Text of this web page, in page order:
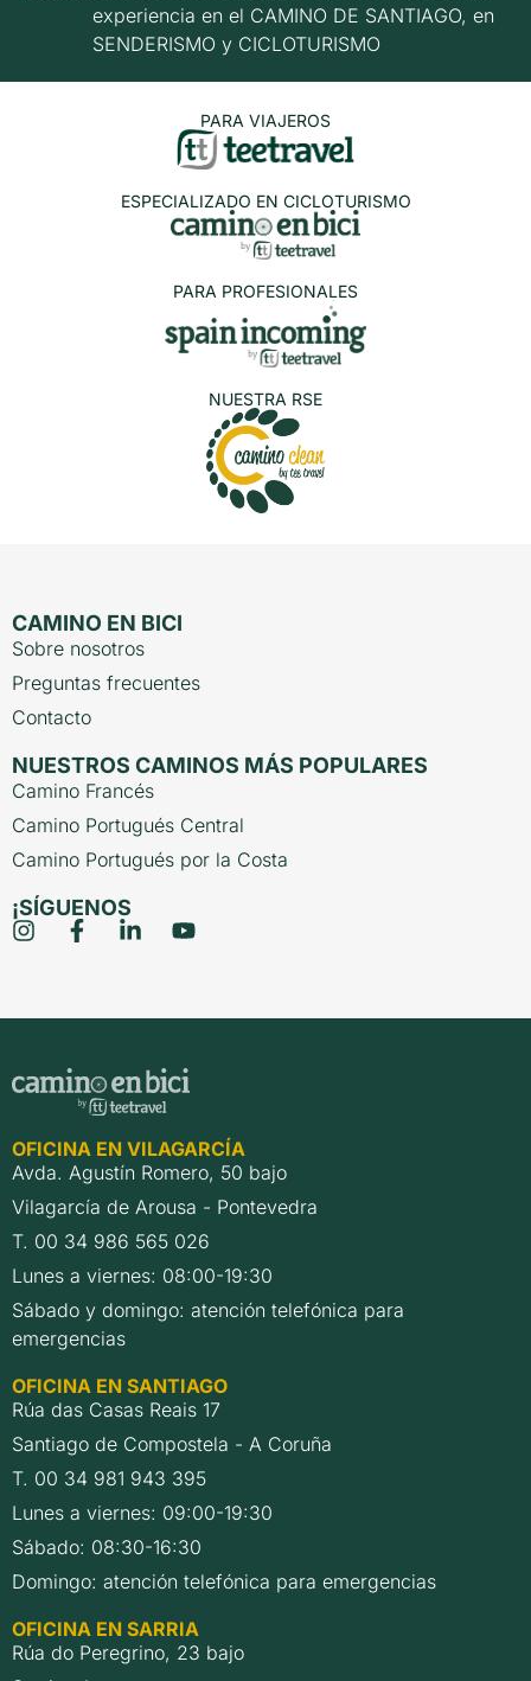
experiencia en el CAMINO DE SANTIAGO, en
SENDERISMO y CICLOTURISMO
PARA VIAJEROS
ESPECIALIZADO EN CICLOTURISMO
PARA PROFESIONALES
NUESTRA RSE
CAMINO EN BICI
Sobre nosotros
Preguntas frecuentes
Contacto
NUESTROS CAMINOS MÁS POPULARES
Camino Francés
Camino Portugués Central
Camino Portugués por la Costa
¡SÍGUENOS
OFICINA EN VILAGARCÍA
Avda. Agustín Romero, 50 bajo
Vilagarcía de Arousa - Pontevedra
T. 00 34 986 565 026
Lunes a viernes: 08:00-19:30
Sábado y domingo: atención telefónica para
emergencias
OFICINA EN SANTIAGO
Rúa das Casas Reais 17
Santiago de Compostela - A Coruña
T. 00 34 981 943 395
Lunes a viernes: 09:00-19:30
Sábado: 08:30-16:30
Domingo: atención telefónica para emergencias
OFICINA EN SARRIA
Rúa do Peregrino, 23 bajo